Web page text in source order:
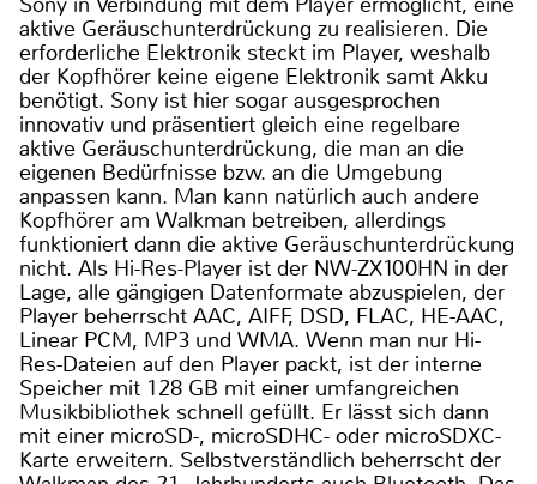
aktive Geräuschunterdrückung zu realisieren. Die
erforderliche Elektronik steckt im Player, weshalb
der Kopfhörer keine eigene Elektronik samt Akku
benötigt. Sony ist hier sogar ausgesprochen
innovativ und präsentiert gleich eine regelbare
aktive Geräuschunterdrückung, die man an die
eigenen Bedürfnisse bzw. an die Umgebung
anpassen kann. Man kann natürlich auch andere
Kopfhörer am Walkman betreiben, allerdings
funktioniert dann die aktive Geräuschunterdrückung
nicht. Als Hi-Res-Player ist der NW-ZX100HN in der
Lage, alle gängigen Datenformate abzuspielen, der
Player beherrscht AAC, AIFF, DSD, FLAC, HE-AAC,
Linear PCM, MP3 und WMA. Wenn man nur Hi-
Res-Dateien auf den Player packt, ist der interne
Speicher mit 128 GB mit einer umfangreichen
Musikbibliothek schnell gefüllt. Er lässt sich dann
mit einer microSD-, microSDHC- oder microSDXC-
Karte erweitern. Selbstverständlich beherrscht der